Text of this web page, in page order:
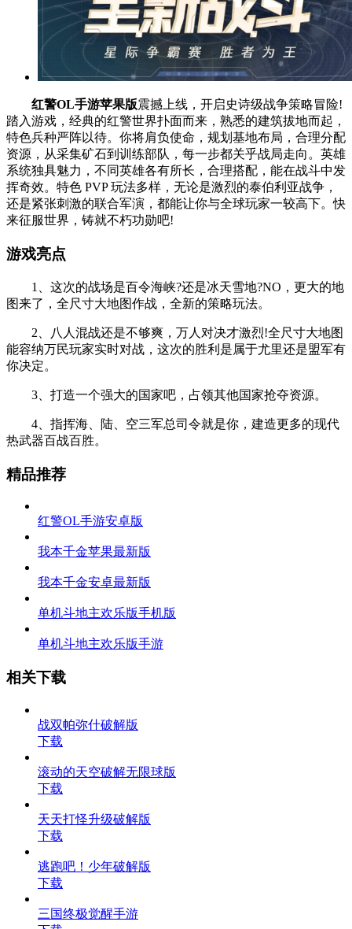
红警OL手游苹果版震撼上线，开启史诗级战争策略冒险!
踏入游戏，经典的红警世界扑面而来，熟悉的建筑拔地而起，
特色兵种严阵以待。你将肩负使命，规划基地布局，合理分配
资源，从采集矿石到训练部队，每一步都关乎战局走向。英雄
系统独具魅力，不同英雄各有所长，合理搭配，能在战斗中发
挥奇效。特色 PVP 玩法多样，无论是激烈的泰伯利亚战争，
还是紧张刺激的联合军演，都能让你与全球玩家一较高下。快
来征服世界，铸就不朽功勋吧!
游戏亮点
1、这次的战场是百令海峡?还是冰天雪地?NO，更大的地
图来了，全尺寸大地图作战，全新的策略玩法。
2、八人混战还是不够爽，万人对决才激烈!全尺寸大地图
能容纳万民玩家实时对战，这次的胜利是属于尤里还是盟军有
你决定。
3、打造一个强大的国家吧，占领其他国家抢夺资源。
4、指挥海、陆、空三军总司令就是你，建造更多的现代
热武器百战百胜。
精品推荐
红警OL手游安卓版
我本千金苹果最新版
我本千金安卓最新版
单机斗地主欢乐版手机版
单机斗地主欢乐版手游
相关下载
战双帕弥什破解版
下载
滚动的天空破解无限球版
下载
天天打怪升级破解版
下载
逃跑吧！少年破解版
下载
三国终极觉醒手游